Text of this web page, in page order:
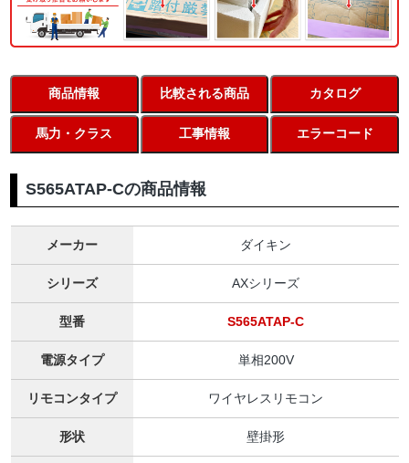
商品情報 比較される商品 カタログ
馬力・クラス 工事情報 エラーコード
S565ATAP-Cの商品情報
メーカー ダイキン
シリーズ AXシリーズ
型番 S565ATAP-C
電源タイプ 単相200V
リモコンタイプ ワイヤレスリモコン
形状 壁掛形